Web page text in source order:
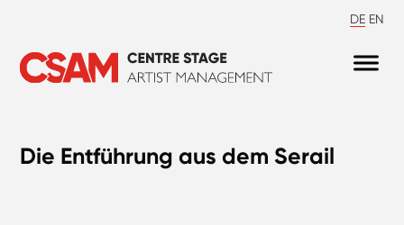
DE EN
Die Entführung aus dem Serail